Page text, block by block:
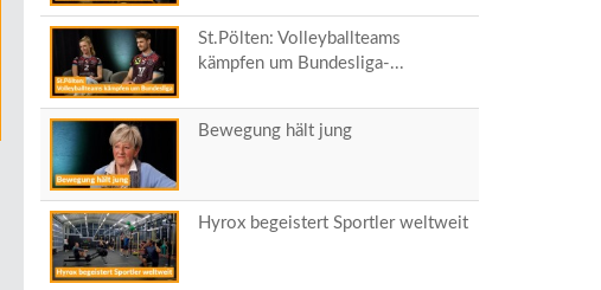
St.Pölten: Volleyballteams
kämpfen um Bundesliga-...
Bewegung hält jung
Hyrox begeistert Sportler weltweit